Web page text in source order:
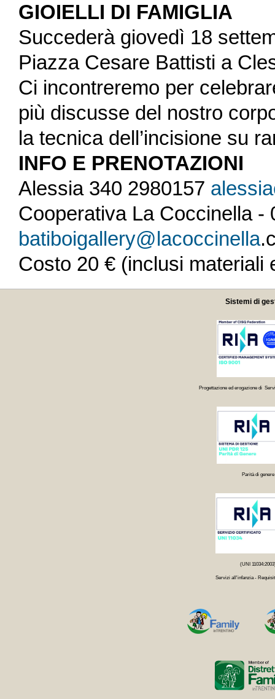
GIOIELLI DI FAMIGLIA
Succederà giovedì 18
Piazza Cesare Battisti a
Ci incontreremo per
più discusse del nostro
la tecnica dell’incisione su
INFO E PRENOTAZIONI
Alessia 340 2980157
Cooperativa La Coccinella -
batiboigallery@lacoccinella.
Costo 20 € (inclusi materiali
Sistemi di
Progettazione ed erogazione di
Parità di genere
(UNI
Servizi all'infanzia -